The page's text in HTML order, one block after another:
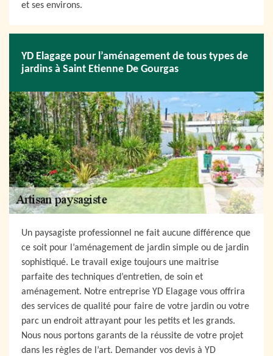
et ses environs.
YD Elagage pour l’aménagement de tous types de
jardins à Saint Etienne De Gourgas
Un paysagiste professionnel ne fait aucune différence que
ce soit pour l’aménagement de jardin simple ou de jardin
sophistiqué. Le travail exige toujours une maitrise
parfaite des techniques d’entretien, de soin et
aménagement. Notre entreprise YD Elagage vous offrira
des services de qualité pour faire de votre jardin ou votre
parc un endroit attrayant pour les petits et les grands.
Nous nous portons garants de la réussite de votre projet
dans les règles de l’art. Demander vos devis à YD